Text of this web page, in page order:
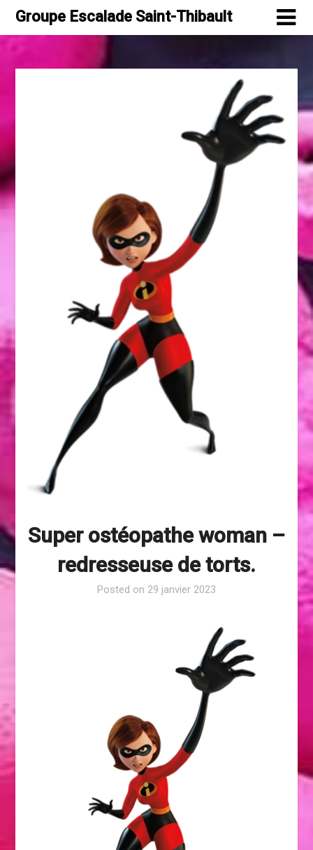
Skip
content
Groupe Escalade Saint-Thibault
Super ostéopathe woman –
redresseuse de torts.
Posted on 29 janvier 2023